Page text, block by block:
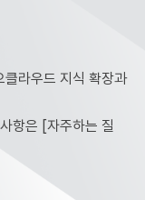
클라우드 지식 확장과
항은 [자주하는 질